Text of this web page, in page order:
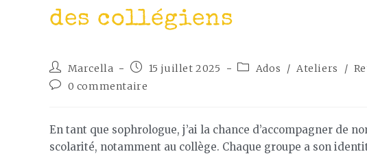
des collégiens
Marcella 15 juillet 2025 Ados / Ateliers /
0 commentaire
En tant que sophrologue, j’ai la chance d’accompagner de
scolarité, notamment au collège. Chaque groupe a son